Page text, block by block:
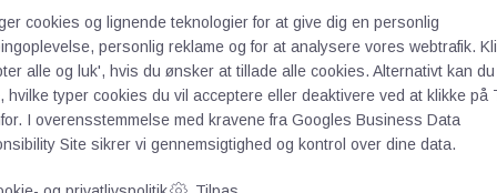
Fond
til at skabe opmærksomhed omkring uddannelsen via
og kommunikationschef hos MARTEC, er målet at sikre
cookies og lignende teknologier for at give dig en personlig
personlig reklame og for at analysere vores webtrafik.
alle og luk', hvis du ønsker at tillade alle cookies. Alternativt kan du
hvilke typer cookies du vil acceptere eller deaktivere ved at klikke på
I overensstemmelse med kravene fra Googles Business Data
Site sikrer vi gennemsigtighed og kontrol over dine data.